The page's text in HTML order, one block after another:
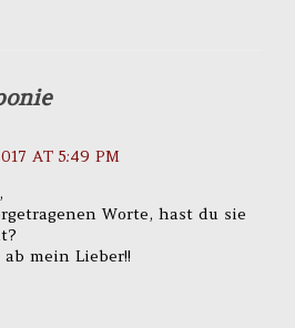
AT 5:49 PM
Worte, hast du sie
mein Lieber!!